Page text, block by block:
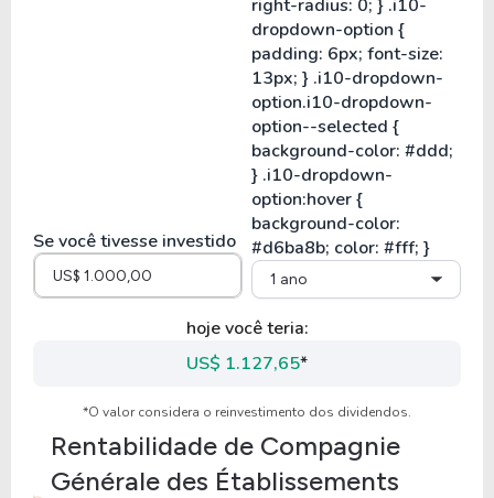
Se você tivesse investido
1 ano
hoje você teria:
US$ 1.127,65*
*O valor considera o reinvestimento dos dividendos.
Rentabilidade de Compagnie
Générale des Établissements